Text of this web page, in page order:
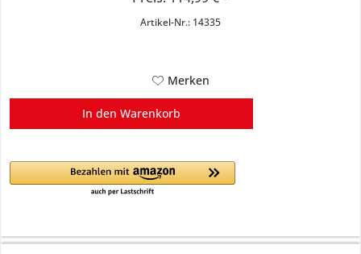
Artikel-Nr.: 14335
Merken
In den Warenkorb